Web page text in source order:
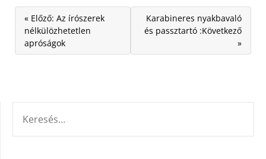
« Előző: Az írószerek
nélkülözhetetlen
apróságok
Karabineres nyakbavaló
és passztartó :Következő
»